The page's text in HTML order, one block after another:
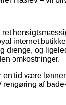
ret
internet
drenge, og
omkostninger.
en tid være
rengøring af